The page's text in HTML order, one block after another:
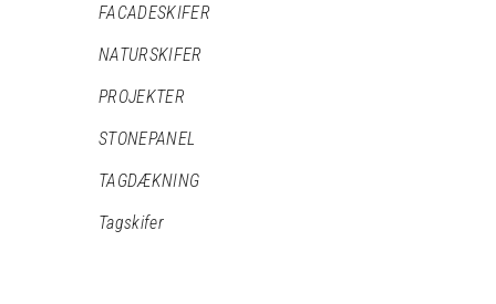
FACADESKIFER
NATURSKIFER
PROJEKTER
STONEPANEL
TAGDÆKNING
Tagskifer